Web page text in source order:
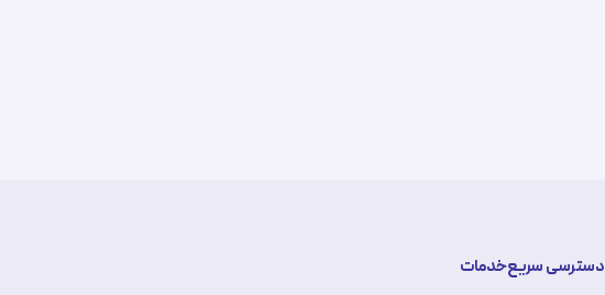
دسترسی سریعخدمات